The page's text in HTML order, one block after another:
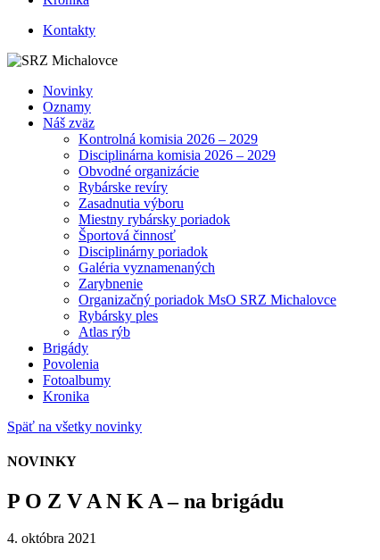
Kontakty
Novinky
Oznamy
Náš zväz
Kontrolná komisia 2026 – 2029
Disciplinárna komisia 2026 – 2029
Obvodné organizácie
Rybárske revíry
Zasadnutia výboru
Miestny rybársky poriadok
Športová činnosť
Disciplinárny poriadok
Galéria vyznamenaných
Zarybnenie
Organizačný poriadok MsO SRZ Michalovce
Rybársky ples
Atlas rýb
Brigády
Povolenia
Fotoalbumy
Kronika
Späť na všetky novinky
NOVINKY
P O Z V A N K A – na brigádu
4. októbra 2021